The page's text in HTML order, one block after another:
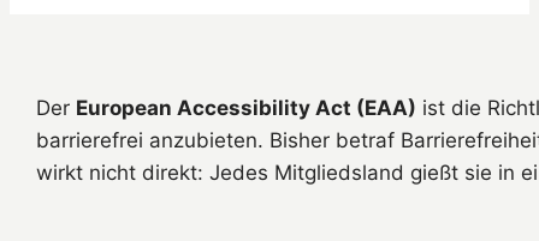
Der European Accessibility Act (EAA) ist die
barrierefrei anzubieten. Bisher betraf
wirkt nicht direkt: Jedes Mitgliedsland gießt sie in